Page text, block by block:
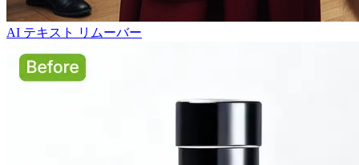
AI テキスト リムーバー